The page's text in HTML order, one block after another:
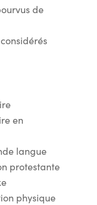
de
en
langue
protestante
physique